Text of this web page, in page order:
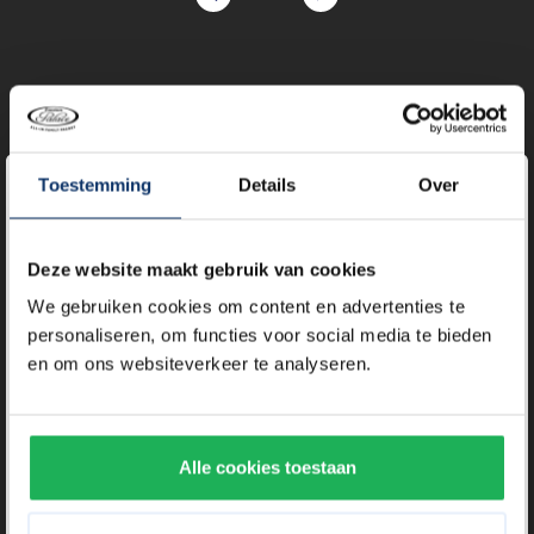
Toestemming Details Over
Deze website maakt gebruik van cookies
We gebruiken cookies om content en advertenties te
personaliseren, om functies voor social media te bieden
en om ons websiteverkeer te analyseren.
Alle cookies toestaan
Montag bis Freitag
Von 09:30 bis 01:00 Uhr
Von 09:00 bis 01:00 Uhr
Während der Ferien und an Feiertagen